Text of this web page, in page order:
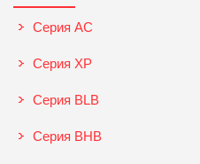
Серия AC
Серия XP
Серия BLB
Серия BHB